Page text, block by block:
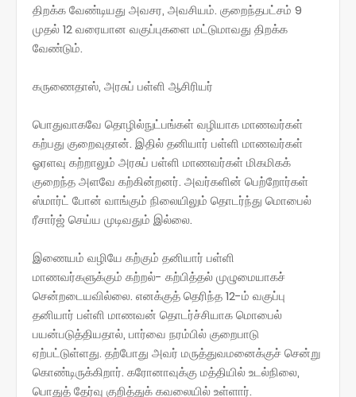
திறக்க வேண்டியது அவசர, அவசியம். குறைந்தபட்சம் 9
முதல் 12 வரையான வகுப்புகளை மட்டுமாவது திறக்க
வேண்டும்.
கருணைதாஸ், அரசுப் பள்ளி ஆசிரியர்
பொதுவாகவே தொழில்நுட்பங்கள் வழியாக மாணவர்கள்
கற்பது குறைவுதான். இதில் தனியார் பள்ளி மாணவர்கள்
ஓரளவு கற்றாலும் அரசுப் பள்ளி மாணவர்கள் மிகமிகக்
குறைந்த அளவே கற்கின்றனர். அவர்களின் பெற்றோர்கள்
ஸ்மார்ட் போன் வாங்கும் நிலையிலும் தொடர்ந்து மொபைல்
ரீசார்ஜ் செய்ய முடிவதும் இல்லை.
இணையம் வழியே கற்கும் தனியார் பள்ளி
மாணவர்களுக்கும் கற்றல்- கற்பித்தல் முழுமையாகச்
சென்றடையவில்லை. எனக்குத் தெரிந்த 12-ம் வகுப்பு
தனியார் பள்ளி மாணவன் தொடர்ச்சியாக மொபைல்
பயன்படுத்தியதால், பார்வை நரம்பில் குறைபாடு
ஏற்பட்டுள்ளது. தற்போது அவர் மருத்துவமனைக்குச் சென்று
கொண்டிருக்கிறார். கரோனாவுக்கு மத்தியில் உடல்நிலை,
பொதுத் தேர்வு குறித்துக் கவலையில் உள்ளார்.